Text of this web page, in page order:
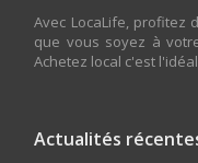
Avec LocaLife, profitez
que vous soyez à
Achetez local c'est l'idéal
Actualités